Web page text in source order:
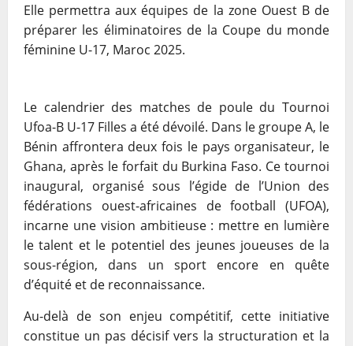
Elle permettra aux équipes de la zone Ouest B de
préparer les éliminatoires de la Coupe du monde
féminine U-17, Maroc 2025.
Le calendrier des matches de poule du Tournoi
Ufoa-B U-17 Filles a été dévoilé. Dans le groupe A, le
Bénin affrontera deux fois le pays organisateur, le
Ghana, après le forfait du Burkina Faso. Ce tournoi
inaugural, organisé sous l’égide de l’Union des
fédérations ouest-africaines de football (UFOA),
incarne une vision ambitieuse : mettre en lumière
le talent et le potentiel des jeunes joueuses de la
sous-région, dans un sport encore en quête
d’équité et de reconnaissance.
Au-delà de son enjeu compétitif, cette initiative
constitue un pas décisif vers la structuration et la